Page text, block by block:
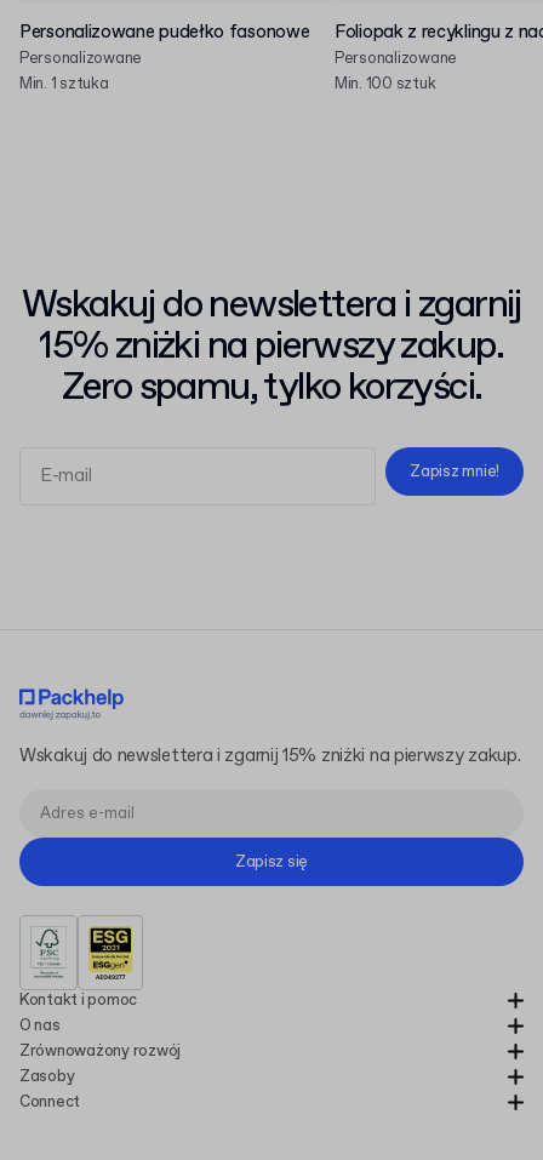
Personalizowane pudełko fasonowe
Personalizowane
Min. 1 sztuka
Foliopak z recyklingu z
Personalizowane
Min. 100 sztuk
Wskakuj do newslettera i zgarnij
15% zniżki na pierwszy zakup.
Zero spamu, tylko korzyści.
Zapisz mnie!
Kontakt i pomoc
O nas
Zrównoważony rozwój
Zasoby
Connect
Wskakuj do newslettera i zgarnij 15% zniżki na pierwszy zakup.
Zapisz się